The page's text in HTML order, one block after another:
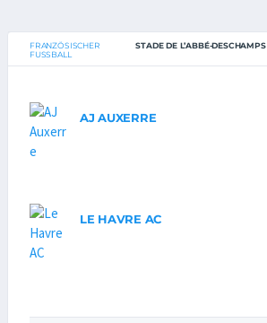
FRANZÖSISCHER
FUSSBALL
STADE DE L’ABBÉ-DESCHAMPS
AJ AUXERRE
LE HAVRE AC